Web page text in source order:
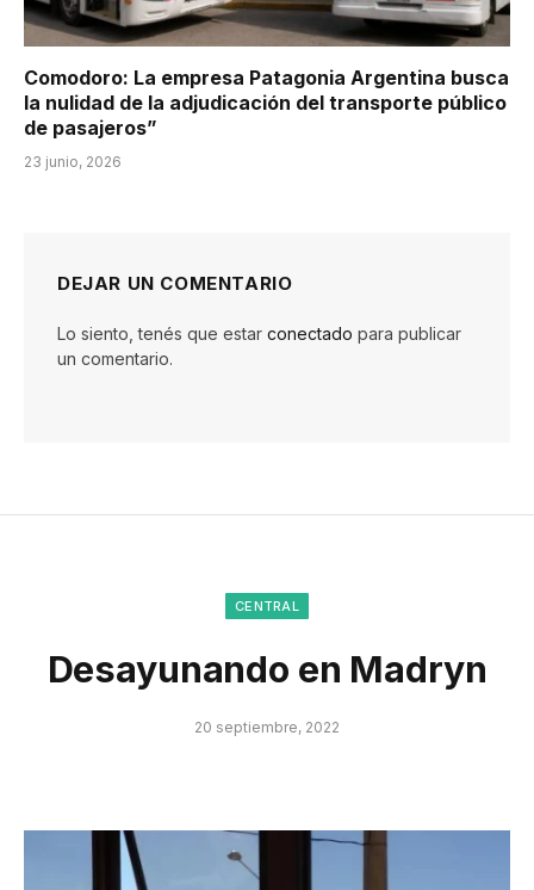
Comodoro: La empresa Patagonia Argentina busca
la nulidad de la adjudicación del transporte público
de pasajeros”
23 junio, 2026
DEJAR UN COMENTARIO
Lo siento, tenés que estar conectado para publicar
un comentario.
CENTRAL
Desayunando en Madryn
20 septiembre, 2022